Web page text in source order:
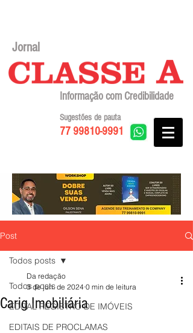
Jornal
Informação com Credibilidade
77 99810-9991
Sugestões de pauta
Post
Todos posts
EDITAL REGISTRO DE IMÓVEIS
EDITAIS DE PROCLAMAS
Todos posts
Carig Imobiliária
Da redação
3 de jun. de 2024 0 min de leitura